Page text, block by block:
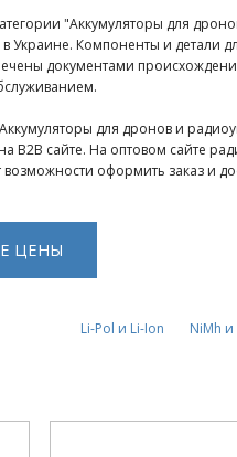
"Аккумуляторы для
в Украине. Компоненты и детали
документами
для дронов и
B2B сайте. На оптовом сайте
возможности оформить заказ и
ЦЕНЫ
Li-Pol и Li-Ion NiMh и